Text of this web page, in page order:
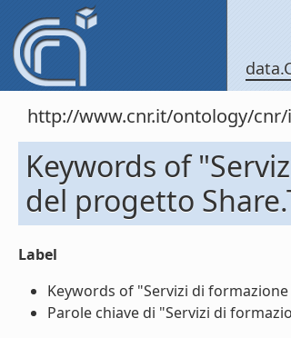
http://www.cnr.it/ontology/
Keywords of
del progetto
Label
Keywords of "Servizi di
Parole chiave di "Servizi di